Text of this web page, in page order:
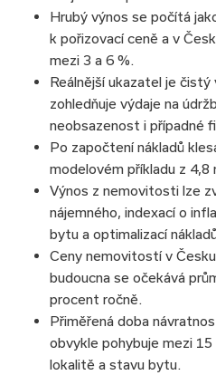
Hrubý výnos se počítá
k pořizovací ceně a v
mezi 3 a 6 %.
Reálnější ukazatel je
zohledňuje výdaje na
neobsazenost i případné
Po započtení nákladů
modelovém příkladu z 4,8
Výnos z nemovitosti lze
nájemného, indexací o
bytu a optimalizací
Ceny nemovitostí v
budoucna se očekává
procent ročně.
Přiměřená doba
obvykle pohybuje mezi
lokalitě a stavu bytu.